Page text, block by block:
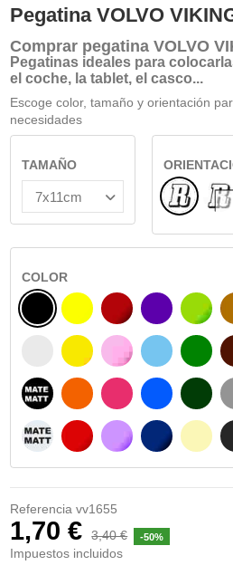
Pegatina VOLVO
Comprar pegatina VOLVO
Pegatinas ideales para
el coche, la tablet, el casco...
Escoge color, tamaño y orientación
necesidades
TAMAÑO
Normal
COLOR
NEGRO
BLANCO
NEGRO MATE
BLANCO MATE
AMARILLO
AMARILLO SENAL
NARANJA
ROJO
BURDEOS
ROSA
FUCSIA
LILA
MORADO
AZUL CIELO
AZUL
AZUL MARINO
VERDE
BEIGE
Referencia vv1655
1,70 € 3,40 € -50%
Impuestos incluidos